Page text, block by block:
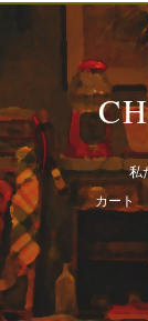
私
カート